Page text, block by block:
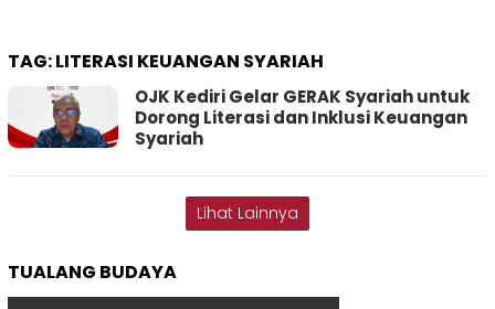
TAG:LITERASI KEUANGAN SYARIAH
OJK Kediri Gelar GERAK Syariah untuk
Dorong Literasi dan Inklusi Keuangan
Syariah
Lihat Lainnya
TUALANG BUDAYA